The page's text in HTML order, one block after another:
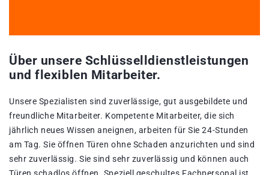
Über unsere Schlüsselldienstleistungen
und flexiblen Mitarbeiter.
Unsere Spezialisten sind zuverlässige, gut ausgebildete und
freundliche Mitarbeiter. Kompetente Mitarbeiter, die sich
jährlich neues Wissen aneignen, arbeiten für Sie 24-Stunden
am Tag. Sie öffnen Türen ohne Schaden anzurichten und sind
sehr zuverlässig. Sie sind sehr zuverlässig und können auch